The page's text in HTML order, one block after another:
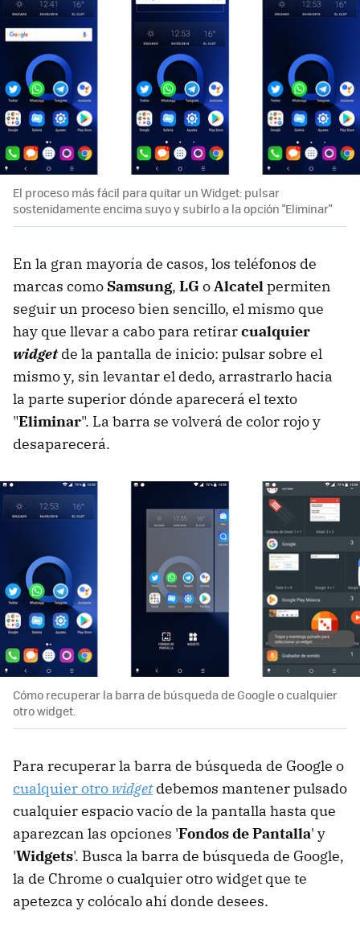
El proceso más fácil para quitar un Widget: pulsar
sostenidamente encima suyo y subirlo a la opción "Eliminar"
En la gran mayoría de casos, los teléfonos de
marcas como Samsung, LGoAlcatelpermiten
seguir un proceso bien sencillo, el mismo que
hay que llevar a cabo para retirarcualquier
widgetde la pantalla de inicio: pulsar sobre el
mismo y, sin levantar el dedo, arrastrarlo hacia
la parte superior dónde aparecerá el texto
"Eliminar". La barra se volverá de color rojo y
desaparecerá.
Cómo recuperar la barra de búsqueda de Google o cualquier
otro widget.
Para recuperar la barra de búsqueda de Google o
cualquier otro widgetdebemos mantener pulsado
cualquier espacio vacío de la pantalla hasta que
aparezcan las opciones 'Fondos de Pantalla' y
'Widgets'. Busca la barra de búsqueda de Google,
la de Chrome o cualquier otro widget que te
apetezca y colócalo ahí donde desees.